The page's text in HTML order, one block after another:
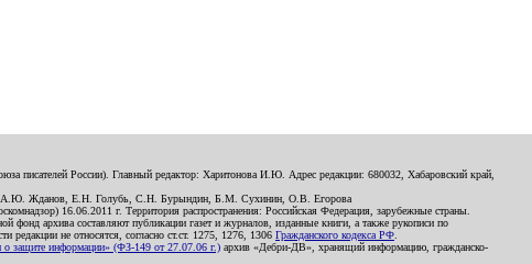
писателей России). Главный редактор: Харитонова И.Ю. Адрес редакции: 680032, Хабаровский край,
А.Ю. Жданов, Е.Н. Голубь, С.Н. Бурындин, Б.М. Сухинин, О.В. Егорова
16.06.2011 г. Территория распространения: Российская Федерация, зарубежные страны.
фонд архива составляют публикации газет и журналов, изданные книги, а также рукописи по
не относятся, согласно ст.ст. 1275, 1276, 1306 Гражданского кодекса РФ
защите информации» (ФЗ-149 от 27.07.06 г.) архив «Дебри-ДВ», хранящий информацию, гражданско-